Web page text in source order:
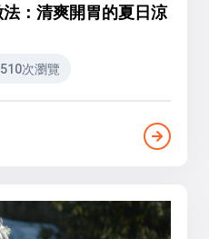
：清爽開胃的夏日涼
510次瀏覽